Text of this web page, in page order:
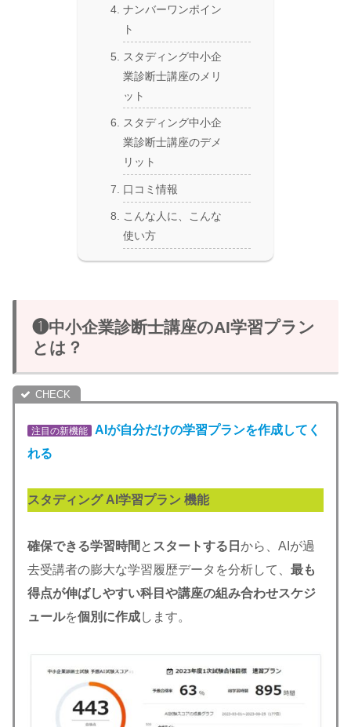
ナンバーワンポイン
ト
スタディング中小企
業診断士講座のメリ
ット
スタディング中小企
業診断士講座のデメ
リット
口コミ情報
こんな人に、こんな
使い方
❶中小企業診断士講座のAI学習プラン
とは？
注目の新機能
AIが自分だけの学習プランを作成してく
れる
スタディング AI学習プラン 機能
確保できる学習時間 と スタートする日 から、AIが過
去受講者の膨大な学習履歴データを分析して、 最も
得点が伸ばしやすい科目や講座の組み合わせスケジ
ュールを個別に作成します。